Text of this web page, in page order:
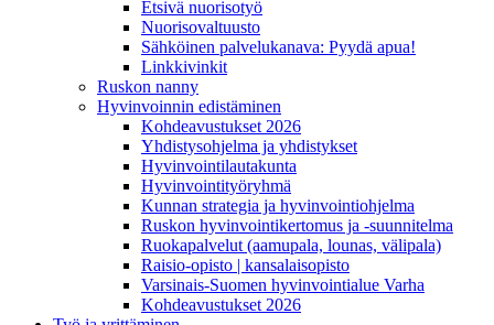
Etsivä nuorisotyö
Nuorisovaltuusto
Sähköinen palvelukanava: Pyydä apua!
Linkkivinkit
Ruskon nanny
Hyvinvoinnin edistäminen
Kohdeavustukset 2026
Yhdistysohjelma ja yhdistykset
Hyvinvointilautakunta
Hyvinvointityöryhmä
Kunnan strategia ja hyvinvointiohjelma
Ruskon hyvinvointikertomus ja -suunnitelma
Ruokapalvelut (aamupala, lounas, välipala)
Raisio-opisto | kansalaisopisto
Varsinais-Suomen hyvinvointialue Varha
Kohdeavustukset 2026